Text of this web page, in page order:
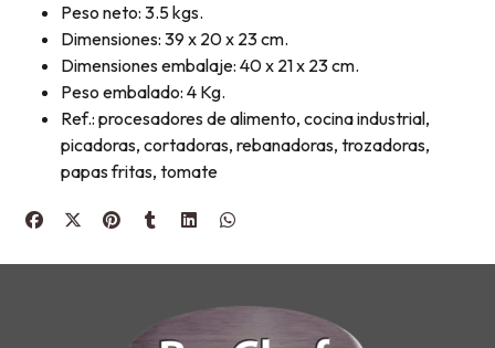
Peso neto: 3.5 kgs.
Dimensiones: 39 x 20 x 23 cm.
Dimensiones embalaje: 40 x 21 x 23 cm.
Peso embalado: 4 Kg.
Ref.: procesadores de alimento, cocina industrial,
picadoras, cortadoras, rebanadoras, trozadoras,
papas fritas, tomate